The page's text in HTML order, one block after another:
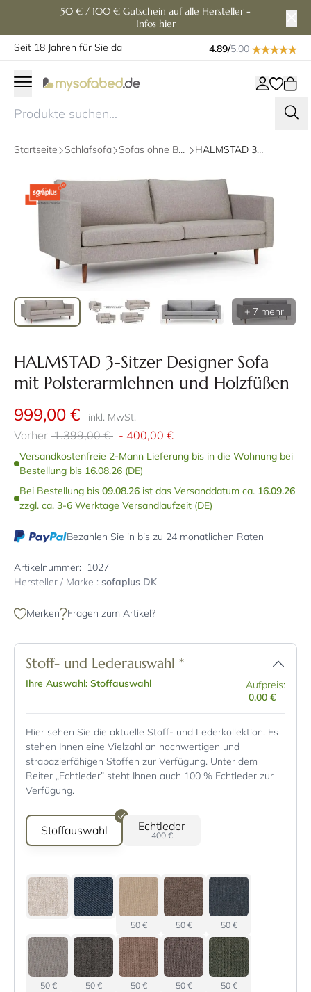
50 € / 100 € Gutschein auf alle Hersteller -
Infos hier
Seit 18 Jahren für Sie da
4.89/5.00
Startseite Schlafsofa Sofas ohne Bettfunktion HALMSTAD 3-Sitzer Designer Sofa mit Polsterarmlehnen und Holzfüßen
+ 7 mehr
HALMSTAD 3-Sitzer Designer Sofa
mit Polsterarmlehnen und Holzfüßen
999,00 €
inkl. MwSt.
Vorher 1.399,00 € - 400,00 €
Versandkostenfreie 2-Mann Lieferung bis in die Wohnung bei
Bestellung bis 16.08.26 (DE)
Bei Bestellung bis 09.08.26 ist das Versanddatum ca. 16.09.26
zzgl. ca. 3-6 Werktage Versandlaufzeit (DE)
Bezahlen Sie in bis zu 24 monatlichen Raten
Artikelnummer: 1027
Hersteller / Marke : sofaplus DK
Merken Fragen zum Artikel?
Stoff- und Lederauswahl *
Ihre Auswahl: Stoffauswahl
Aufpreis:
0,00 €
Hier sehen Sie die aktuelle Stoff- und Lederkollektion. Es
stehen Ihnen eine Vielzahl an hochwertigen und
strapazierfähigen Stoffen zur Verfügung. Unter dem
Reiter „Echtleder” steht Ihnen auch 100 % Echtleder zur
Verfügung.
Stoffauswahl Echtleder
400 €
50 € 50 € 50 €
50 € 50 € 50 € 50 € 50 €